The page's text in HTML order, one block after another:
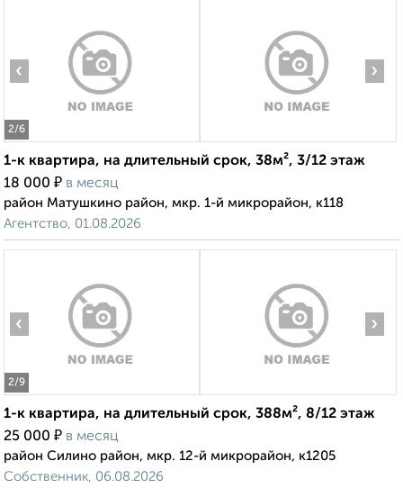
2/6
‹ ›
1-к квартира, на длительный срок, 38м², 3/12 этаж
18 000 ₽ в месяц
район Матушкино район, мкр. 1-й микрорайон, к118
Агентство, 01.08.2026
2/9
‹ ›
1-к квартира, на длительный срок, 388м², 8/12 этаж
25 000 ₽ в месяц
район Силино район, мкр. 12-й микрорайон, к1205
Собственник, 06.08.2026